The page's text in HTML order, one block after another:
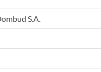
S.A.